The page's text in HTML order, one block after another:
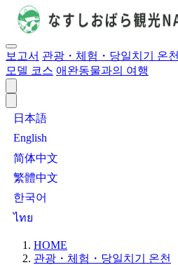
보고서 관광・체험・당일치기 온천
모델 코스 애완동물과의 여행
日本語
English
简体中文
繁體中文
한국어
ไทย
HOME
관광・체험・당일치기 온천